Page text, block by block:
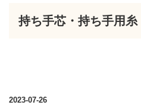
持ち手芯・持ち手用糸
2023-07-26